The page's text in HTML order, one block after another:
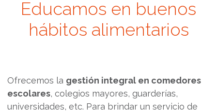
Educamos en buenos
hábitos alimentarios
Ofrecemos la gestión integral en comedores
escolares, colegios mayores, guarderías,
universidades, etc. Para brindar un servicio de